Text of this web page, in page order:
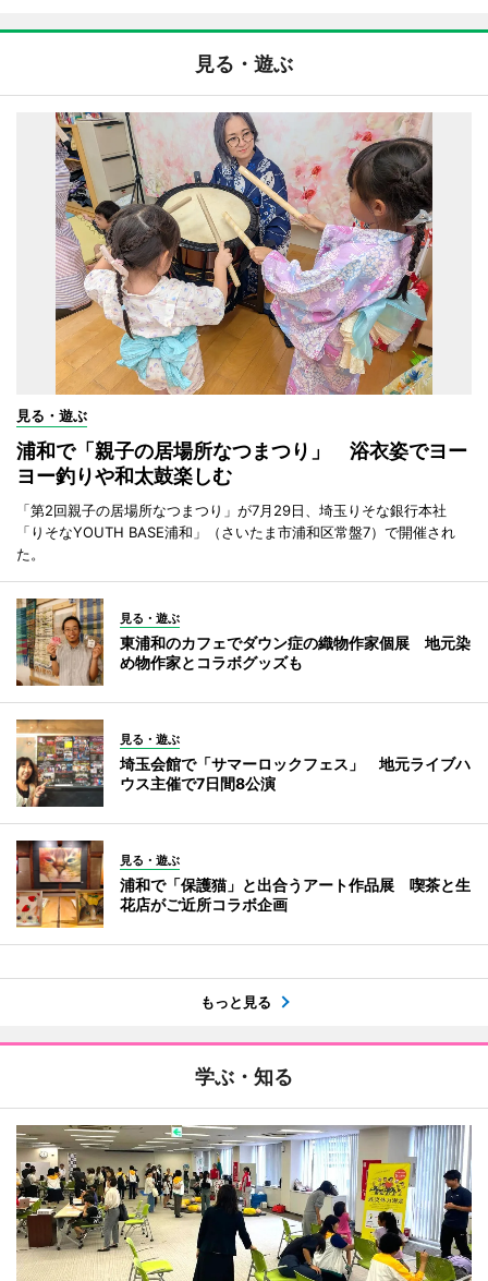
見る・遊ぶ
見る・遊ぶ
浦和で「親子の居場所なつまつり」 浴衣姿でヨー
ヨー釣りや和太鼓楽しむ
「第2回親子の居場所なつまつり」が7月29日、埼玉りそな銀行本社
「りそなYOUTH BASE浦和」（さいたま市浦和区常盤7）で開催され
た。
見る・遊ぶ
東浦和のカフェでダウン症の織物作家個展 地元染
め物作家とコラボグッズも
見る・遊ぶ
埼玉会館で「サマーロックフェス」 地元ライブハ
ウス主催で7日間8公演
見る・遊ぶ
浦和で「保護猫」と出合うアート作品展 喫茶と生
花店がご近所コラボ企画
もっと見る
学ぶ・知る